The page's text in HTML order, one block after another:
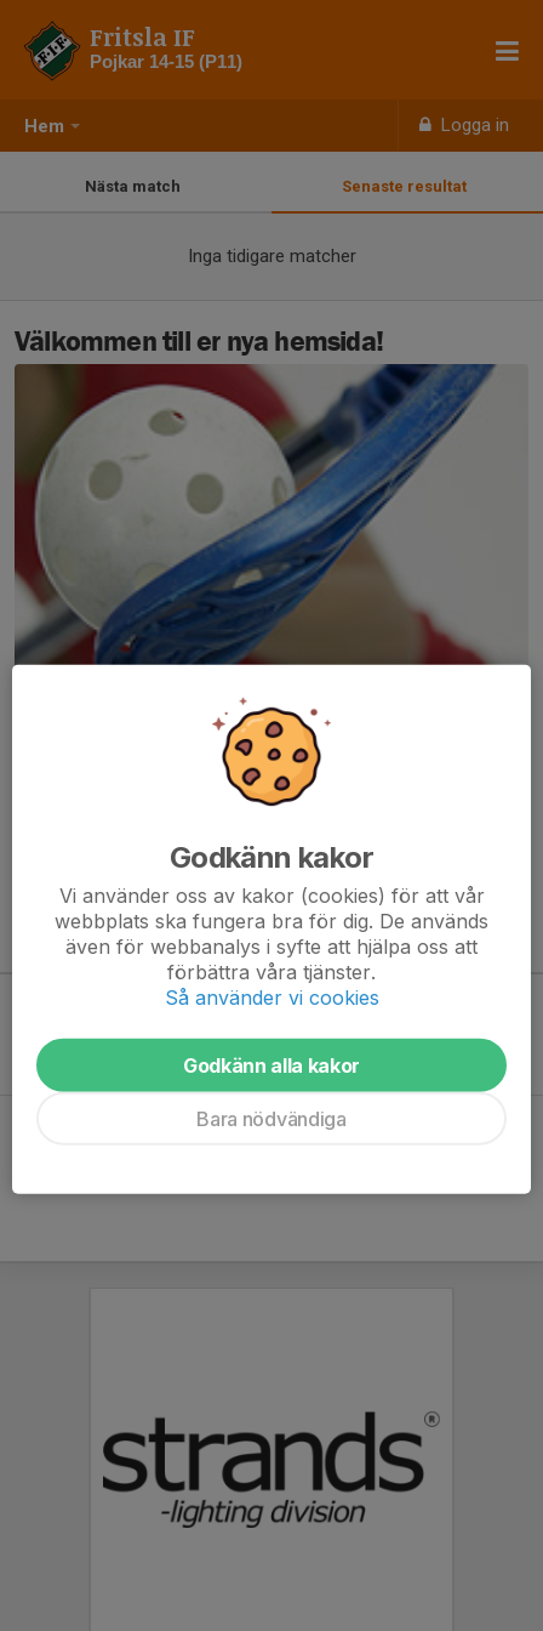
Hem Logga in
Fritsla IF
Pojkar 14-15 (P11)
Nästa match Senaste resultat
Inga tidigare matcher
Välkommen till er nya hemsida!
Här hamnar automatiskt de senaste nyheterna på hemsidan. För
att kunna börja administrera hemsidan loggar du in högst upp till
Kommande aktiviteter
Inga aktiviteter inbokade
Godkänn kakor
Vi använder oss av kakor (cookies) för att vår
webbplats ska fungera bra för dig. De används
även för webbanalys i syfte att hjälpa oss att
förbättra våra tjänster.
Så använder vi cookies
Godkänn alla kakor
Bara nödvändiga